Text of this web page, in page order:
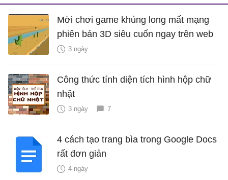
Mời chơi game khủng long mất mạng
phiên bản 3D siêu cuốn ngay trên web
3 ngày
Công thức tính diện tích hình hộp chữ
nhật
3 ngày 7
4 cách tạo trang bìa trong Google Docs
rất đơn giản
4 ngày